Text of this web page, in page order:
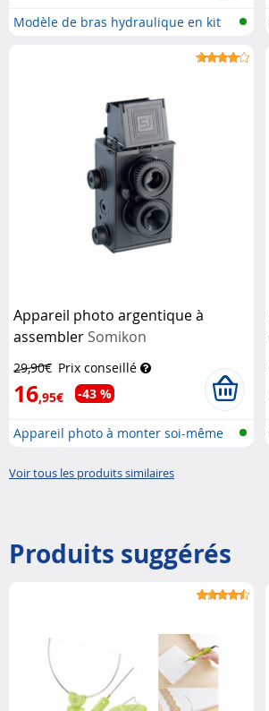
Modèle de bras hydraulique en kit
Appareil photo argentique à
assembler Somikon
29,90€ Prix conseillé
16,95€ -43 %
Appareil photo à monter soi-même
Voir tous les produits similaires
Produits suggérés